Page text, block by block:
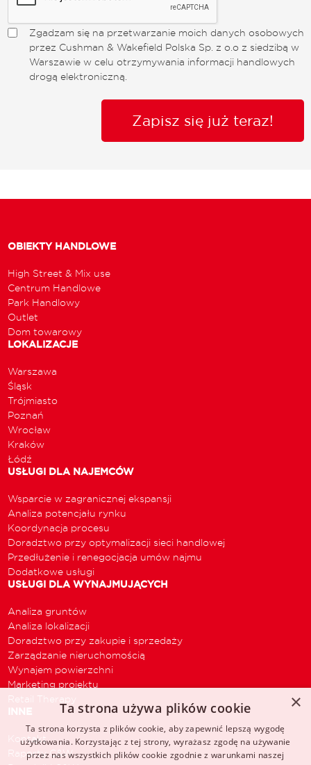
Zgadzam się na przetwarzanie moich danych osobowych
przez Cushman & Wakefield Polska Sp. z o.o z siedzibą w
Warszawie w celu otrzymywania informacji handlowych
drogą elektroniczną.
Zapisz się już teraz!
OBIEKTY HANDLOWE
High Street & Mix use
Centrum Handlowe
Park Handlowy
Outlet
Dom towarowy
LOKALIZACJE
Warszawa
Śląsk
Trójmiasto
Poznań
Wrocław
Kraków
Łódź
USŁUGI DLA NAJEMCÓW
Wsparcie w zagranicznej ekspansji
Analiza potencjału rynku
Koordynacja procesu
Doradztwo przy optymalizacji sieci handlowej
Przedłużenie i renegocjacja umów najmu
Dodatkowe usługi
USŁUGI DLA WYNAJMUJĄCYCH
Analiza gruntów
Analiza lokalizacji
Doradztwo przy zakupie i sprzedaży
Zarządzanie nieruchomością
Wynajem powierzchni
Marketing projektu
Retail Therapy
INNE
Kontakt
Raporty C&W
×
Ta strona używa plików cookie
Ta strona korzysta z plików cookie, aby zapewnić lepszą wygodę
użytkowania. Korzystając z tej strony, wyrażasz zgodę na używanie
przez nas wszystkich plików cookie zgodnie z warunkami naszej